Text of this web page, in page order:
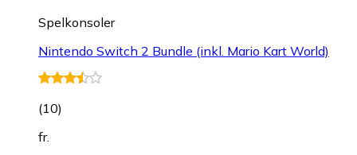
Spelkonsoler
Nintendo Switch 2 Bundle (inkl. Mario Kart World)
(10)
fr.